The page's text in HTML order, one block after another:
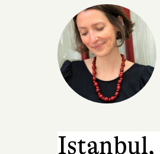
Istanbul,